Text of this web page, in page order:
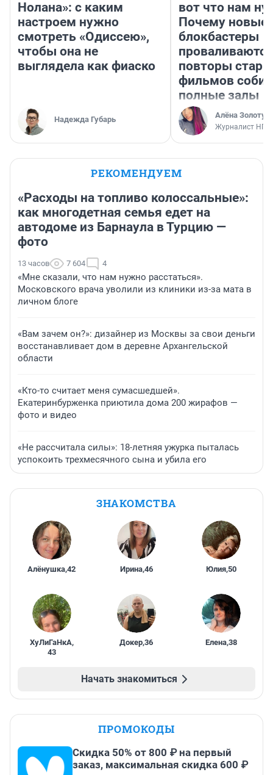
Нолана»: с каким
настроем нужно
смотреть «Одиссею»,
чтобы она не
выглядела как фиаско
Надежда Губарь
вот что нам
Почему новые
блокбастеры
повторы
фильмов
полные залы
Алёна
Журналист НГС
РЕКОМЕНДУЕМ
«Расходы на топливо колоссальные»:
как многодетная семья едет на
автодоме из Барнаула в Турцию —
фото
13 часов 7 604 4
«Мне сказали, что нам нужно расстаться».
Московского врача уволили из клиники из-за мата в
личном блоге
«Вам зачем он?»: дизайнер из Москвы за свои деньги
восстанавливает дом в деревне Архангельской
области
«Кто-то считает меня сумасшедшей».
Екатеринбурженка приютила дома 200 жирафов —
фото и видео
«Не рассчитала силы»: 18-летняя ужурка пыталась
успокоить трехмесячного сына и убила его
ЗНАКОМСТВА
Алёнушка,42 Ирина,46 Юлия,50
ХуЛиГаНкА,
43
Докер,36 Елена,38
Начать знакомиться
ПРОМОКОДЫ
Скидка 50% от 800 ₽ на первый
заказ, максимальная скидка 600 ₽